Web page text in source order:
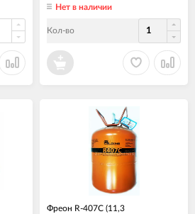
Нет в наличии
Кол-во
Фреон R-407С (11,3